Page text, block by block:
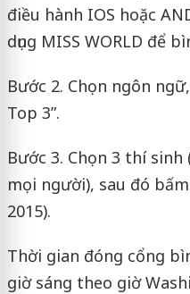
điều hành IOS hoặc
dụng MISS WORLD để
Bước 2. Chọn ngôn
Top 3”.
Bước 3. Chọn 3 thí
mọi người), sau đó
2015).
Thời gian đóng cổng
giờ sáng theo giờ